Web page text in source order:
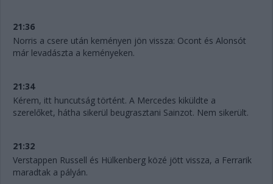
21:36
Norris a csere után keményen jön vissza: Ocont és Alonsót
már levadászta a keményeken.
21:34
Kérem, itt huncutság történt. A Mercedes kiküldte a
szerelőket, hátha sikerül beugrasztani Sainzot. Nem sikerült.
21:32
Verstappen Russell és Hülkenberg közé jött vissza, a Ferrarik
maradtak a pályán.